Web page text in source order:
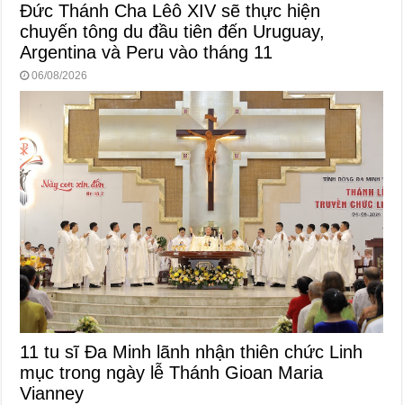
Đức Thánh Cha Lêô XIV sẽ thực hiện
chuyến tông du đầu tiên đến Uruguay,
Argentina và Peru vào tháng 11
06/08/2026
11 tu sĩ Đa Minh lãnh nhận thiên chức Linh
mục trong ngày lễ Thánh Gioan Maria
Vianney